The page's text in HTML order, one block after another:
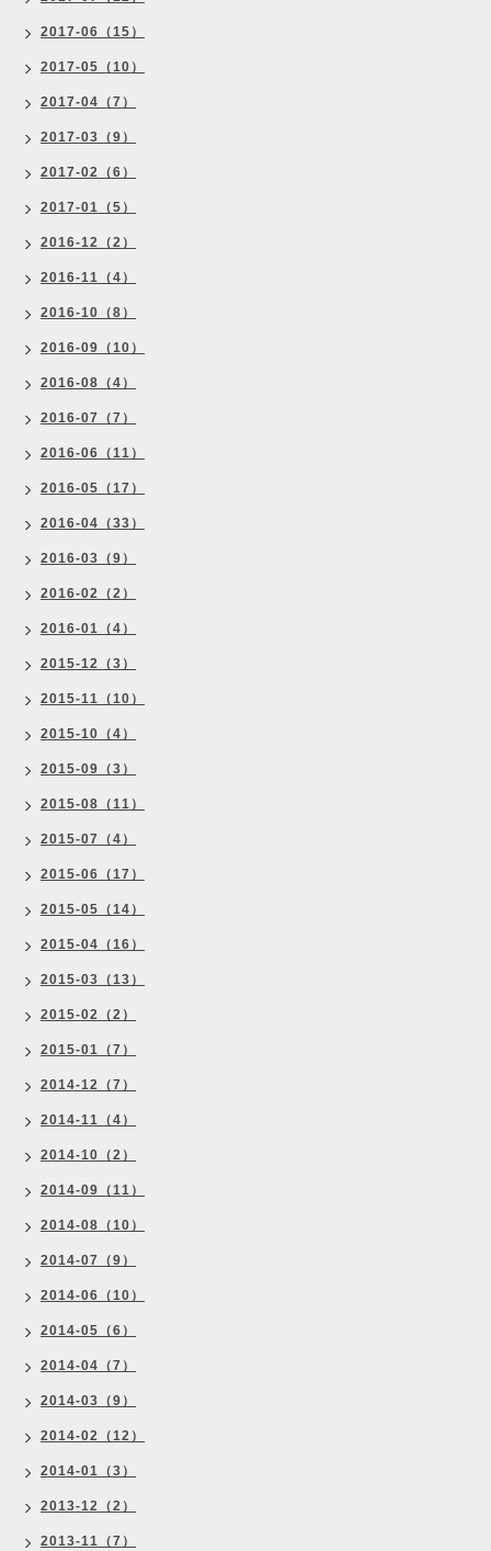
2017-06（15）
2017-05（10）
2017-04（7）
2017-03（9）
2017-02（6）
2017-01（5）
2016-12（2）
2016-11（4）
2016-10（8）
2016-09（10）
2016-08（4）
2016-07（7）
2016-06（11）
2016-05（17）
2016-04（33）
2016-03（9）
2016-02（2）
2016-01（4）
2015-12（3）
2015-11（10）
2015-10（4）
2015-09（3）
2015-08（11）
2015-07（4）
2015-06（17）
2015-05（14）
2015-04（16）
2015-03（13）
2015-02（2）
2015-01（7）
2014-12（7）
2014-11（4）
2014-10（2）
2014-09（11）
2014-08（10）
2014-07（9）
2014-06（10）
2014-05（6）
2014-04（7）
2014-03（9）
2014-02（12）
2014-01（3）
2013-12（2）
2013-11（7）